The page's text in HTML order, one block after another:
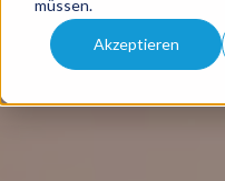
müssen.
Akzeptieren